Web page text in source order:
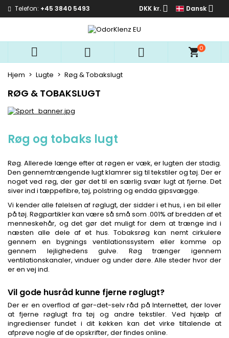
Telefon: +45 3840 5493 Dansk 
DKK kr. 
   0
Hjem Lugte Røg & Tobakslugt
RØG & TOBAKSLUGT
Røg og tobaks lugt
Røg. Allerede længe efter at røgen er væk, er lugten der stadig.
Den gennemtrængende lugt klamrer sig til tekstiler og tøj. Der er
noget ved røg, der gør det til en særlig svær lugt at fjerne. Det
siver ind i tæppefibre, tøj, polstring og endda gipsvægge.
Vi kender alle følelsen af røglugt, der sidder i et hus, i en bil eller
på tøj. Røgpartikler kan være så små som .001% af bredden af et
menneskehår, og det gør det muligt for dem at trænge ind i
næsten alle dele af et hus. Tobaksrøg kan nemt cirkulere
gennem en bygnings ventilationssystem eller komme op
gennem lejlighedens gulve. Røg trænger igennem
ventilationskanaler, vinduer og under døre. Alle steder hvor der
er en vej ind.
Vil gode husråd kunne fjerne røglugt?
Der er en overflod af gør-det-selv råd på Internettet, der lover
at fjerne røglugt fra tøj og andre tekstiler. Ved hjælp af
ingredienser fundet i dit køkken kan det virke tiltalende at
afprøve nogle af de opskrifter, der findes online.
Mine ønskelister ×
add_circle_outline
Opret en ny liste
((modalTitle)) ×
((confirmMessage))
((cancelText))
Opret ønskeliste ×
Ønskelistenavn
Log ind ×
Du skal være logget på for at gemme produkter på
din ønskeliste.